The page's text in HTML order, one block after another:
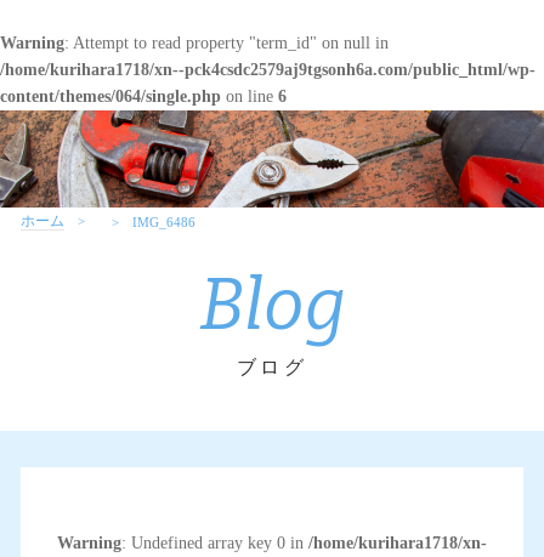
Warning: Attempt to read property "term_id" on null in
/home/kurihara1718/xn--pck4csdc2579aj9tgsonh6a.com/public_html/wp-
content/themes/064/single.php on line 6
ホーム IMG_6486
Blog
ブログ
Warning: Undefined array key 0 in /home/kurihara1718/xn-